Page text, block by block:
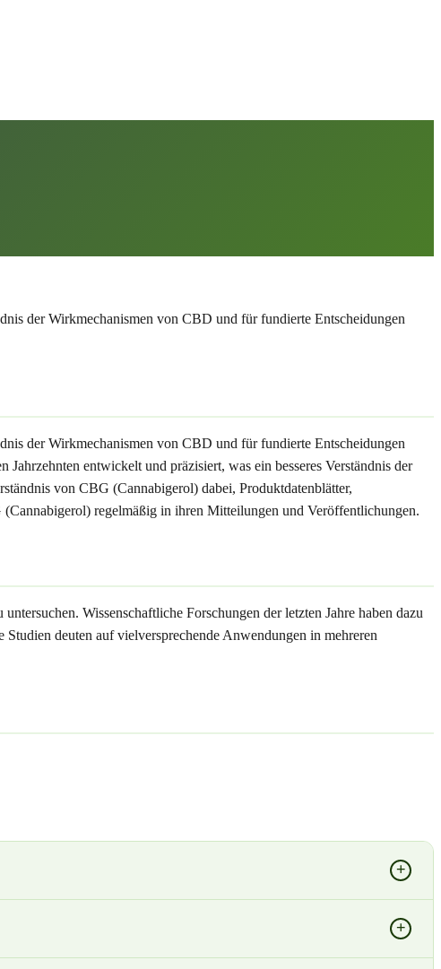
der Wirkmechanismen von CBD und für fundierte Entscheidungen
der Wirkmechanismen von CBD und für fundierte Entscheidungen
entwickelt und präzisiert, was ein besseres Verständnis der
von CBG (Cannabigerol) dabei, Produktdatenblätter,
regelmäßig in ihren Mitteilungen und Veröffentlichungen.
Wissenschaftliche Forschungen der letzten Jahre haben dazu
deuten auf vielversprechende Anwendungen in mehreren
+
+